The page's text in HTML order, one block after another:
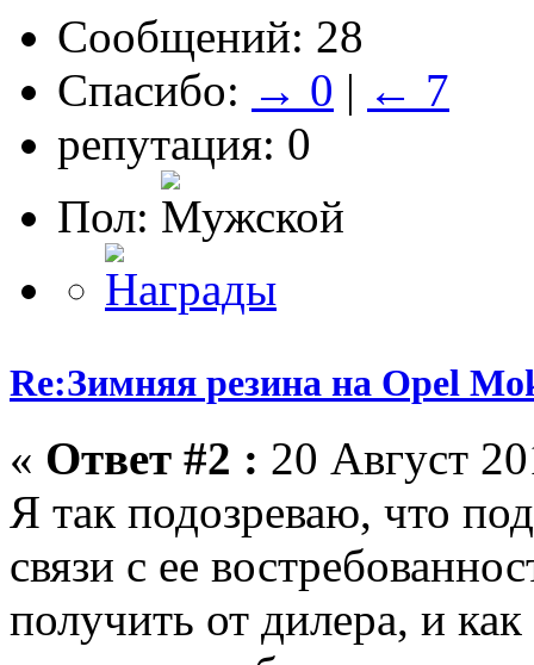
Сообщений: 28
Спасибо: → 0 | ← 7
репутация: 0
Пол:
Re:Зимняя резина на Opel
« Ответ #2 : 20 Август
Я так подозреваю, что
связи с ее
получить от дилера, и